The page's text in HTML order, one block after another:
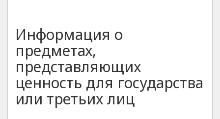
Информация о
предметах,
представляющих
ценность для государства
или третьих лиц